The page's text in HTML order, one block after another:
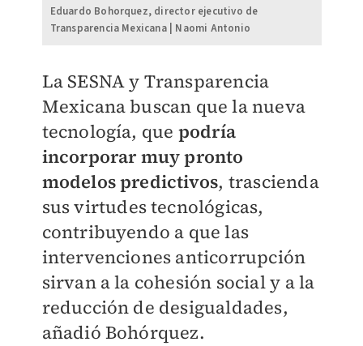
Eduardo Bohorquez, director ejecutivo de
Transparencia Mexicana | Naomi Antonio
La SESNA y Transparencia
Mexicana buscan que la nueva
tecnología, que podría
incorporar muy pronto
modelos predictivos, trascienda
sus virtudes tecnológicas,
contribuyendo a que las
intervenciones anticorrupción
sirvan a la cohesión social y a la
reducción de desigualdades,
añadió Bohórquez.